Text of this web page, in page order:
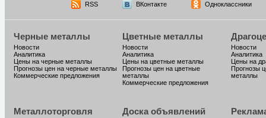
RSS ВКонтакте Одноклассники
Черные металлы
Новости
Аналитика
Цены на черные металлы
Прогнозы цен на черные металлы
Коммерческие предложения
Цветные металлы
Новости
Аналитика
Цены на цветные металлы
Прогнозы цен на цветные
металлы
Коммерческие предложения
Новости
Аналитика
Цены на
Прогнозы
металлы
Металлоторговля Доска объявлений